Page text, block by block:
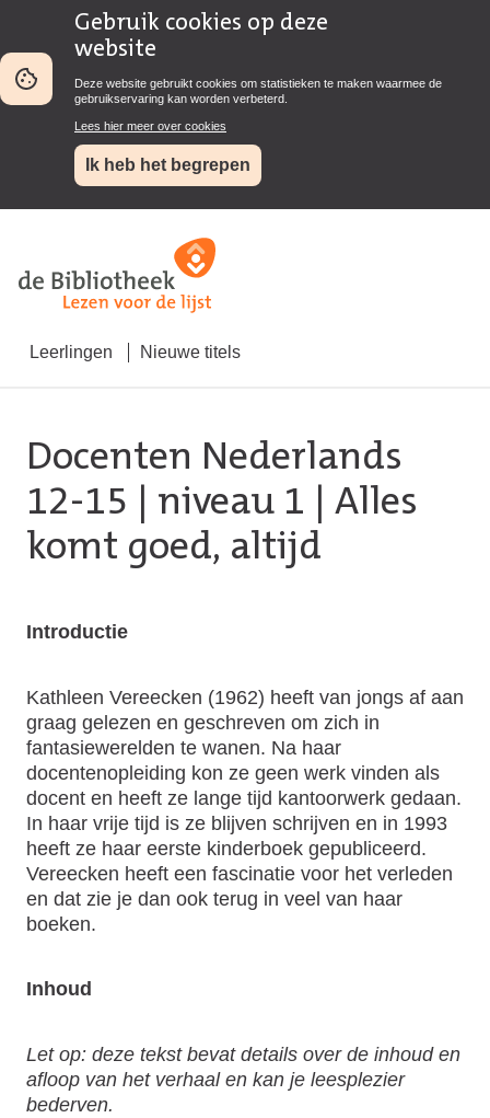
Gebruik cookies op deze
website
Deze website gebruikt cookies om statistieken te maken waarmee de
gebruikservaring kan worden verbeterd.
Lees hier meer over cookies
Ik heb het begrepen
Leerlingen Nieuwe titels
Docenten Nederlands
12-15
niveau 1 | Alles
komt goed, altijd
Introductie
Kathleen Vereecken (1962) heeft van jongs af aan
graag gelezen en geschreven om zich in
fantasiewerelden te wanen. Na haar
docentenopleiding kon ze geen werk vinden als
docent en heeft ze lange tijd kantoorwerk gedaan.
In haar vrije tijd is ze blijven schrijven en in 1993
heeft ze haar eerste kinderboek gepubliceerd.
Vereecken heeft een fascinatie voor het verleden
en dat zie je dan ook terug in veel van haar
boeken.
Inhoud
Let op: deze tekst bevat details over de inhoud en
afloop van het verhaal en kan je leesplezier
bederven.